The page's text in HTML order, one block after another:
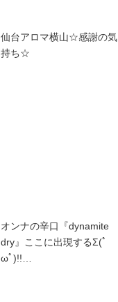
仙台アロマ横山☆感謝の気
持ち☆
オンナの辛口『dynamite
dry』ここに出現するΣ(ﾟ
ωﾟ)!!…